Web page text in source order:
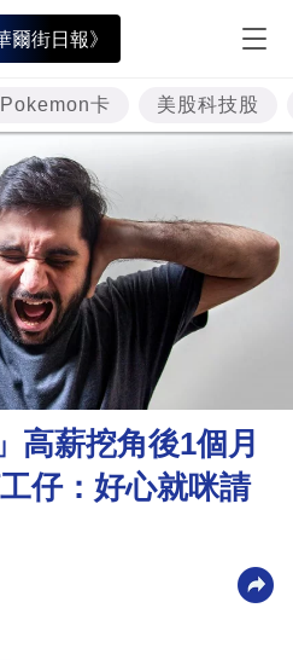
爾街日報》
Pokemon卡 美股科技股
高薪挖角後1個月
仔：好心就咪請